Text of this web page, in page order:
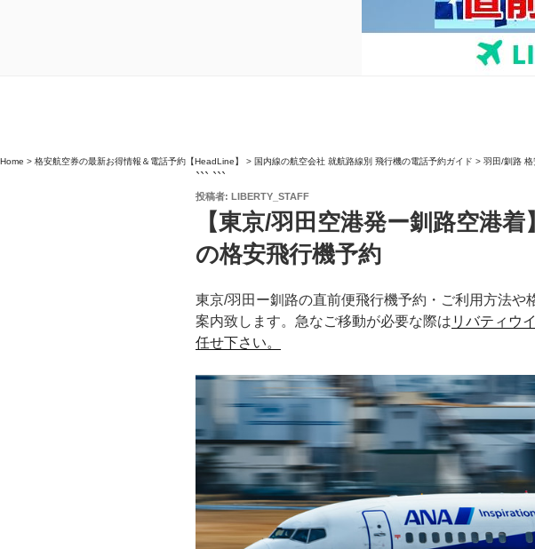
Home > 格安航空券の最新お得情報＆電話予約【HeadLine】 > 国内線の航空会社 就航路線別 飛行機の電話予約ガイド > 羽田/釧路
``` ```
投
投稿者: LIBERTY_STAFF
【東京/羽田空港発ー釧路空港着
の格安飛行機予約
東京/羽田ー釧路の直前便飛行機予約・ご利用方法や
案内致します。急なご移動が必要な際は リバティウ
任せ下さい。